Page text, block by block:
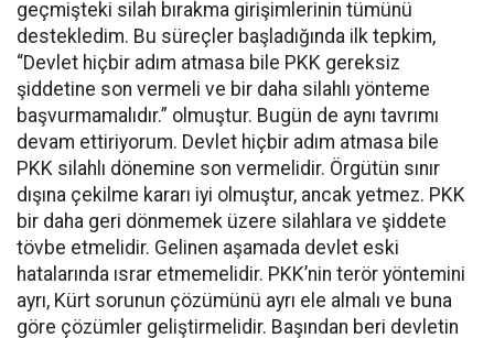
geçmişteki silah bırakma girişimlerinin tümünü
destekledim. Bu süreçler başladığında ilk tepkim,
“Devlet hiçbir adım atmasa bile PKK gereksiz
şiddetine son vermeli ve bir daha silahlı yönteme
başvurmamalıdır.” olmuştur. Bugün de aynı tavrımı
devam ettiriyorum. Devlet hiçbir adım atmasa bile
PKK silahlı dönemine son vermelidir. Örgütün sınır
dışına çekilme kararı iyi olmuştur, ancak yetmez. PKK
bir daha geri dönmemek üzere silahlara ve şiddete
tövbe etmelidir. Gelinen aşamada devlet eski
hatalarında ısrar etmemelidir. PKK’nin terör yöntemini
ayrı, Kürt sorunun çözümünü ayrı ele almalı ve buna
göre çözümler geliştirmelidir. Başından beri devletin